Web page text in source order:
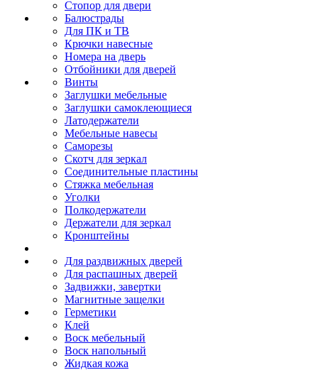
Стопор для двери
Балюстрады
Для ПК и ТВ
Крючки навесные
Номера на дверь
Отбойники для дверей
Винты
Заглушки мебельные
Заглушки самоклеющиеся
Латодержатели
Мебельные навесы
Саморезы
Скотч для зеркал
Соединительные пластины
Стяжка мебельная
Уголки
Полкодержатели
Держатели для зеркал
Кронштейны
Для раздвижных дверей
Для распашных дверей
Задвижки, завертки
Магнитные защелки
Герметики
Клей
Воск мебельный
Воск напольный
Жидкая кожа